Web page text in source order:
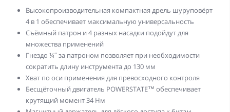
Высокопроизводительная компактная дрель шуруповёрт
4 в 1 обеспечивает максимальную универсальность
Съёмный патрон и 4 разных насадки подойдут для
множества применений
Гнездо ¼″ за патроном позволяет при необходимости
сократить длину инструмента до 130 мм
Хват по оси применения для превосходного контроля
Бесщёточный двигатель POWERSTATE™ обеспечивает
крутящий момент 34 Нм